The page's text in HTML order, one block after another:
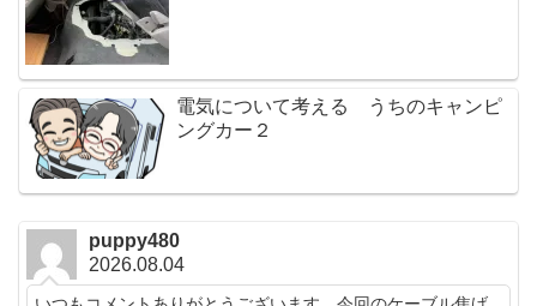
電気について考える うちのキャンピ
ングカー２
puppy480
2026.08.04